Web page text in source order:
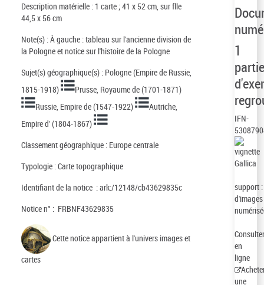
Description matérielle : 1 carte ; 41 x 52 cm, sur flle
44,5 x 56 cm
Note(s) :À gauche : tableau sur l'ancienne division de
la Pologne et notice sur l'histoire de la Pologne
Sujet(s) géographique(s) : Pologne (Empire de Russie,
1815-1918)
Prusse, Royaume de (1701-1871)
Russie, Empire de (1547-1922)
Autriche,
Empire d' (1804-1867)
Classement géographique : Europe centrale
Typologie :Carte topographique
Identifiant de la notice :ark:/12148/cb43629835c
Notice n° : FRBNF43629835
Cette notice appartient à l'univers images et
cartes
1
partie
IFN-
support :
d'images
Consulter
en
ligne
une